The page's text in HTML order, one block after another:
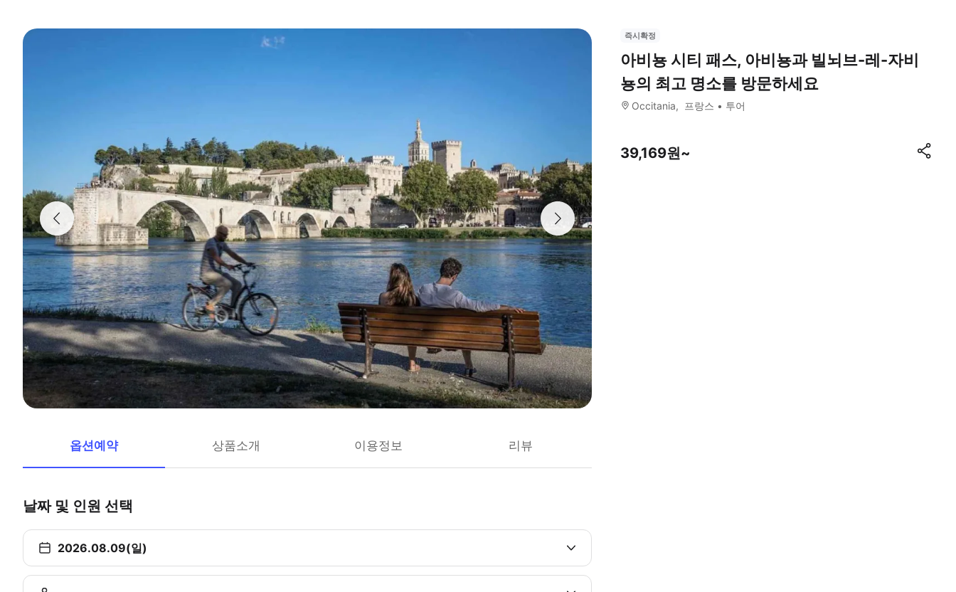
옵션예약 상품소개 이용정보 리뷰
날짜 및 인원 선택
2026.08.09(일)
즉시확정
아비뇽 시티 패스, 아비뇽과 빌뇌브-레-자비
뇽의 최고 명소를 방문하세요
Occitania 프랑스 투어
39,169원~